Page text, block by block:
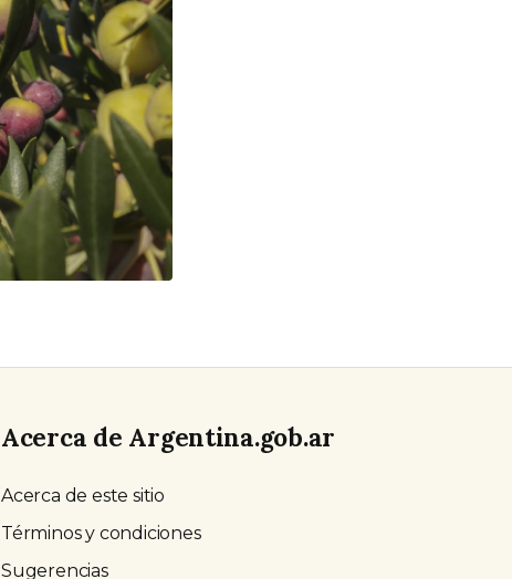
Acerca de Argentina.gob.ar
Acerca de este sitio
Términos y condiciones
Sugerencias